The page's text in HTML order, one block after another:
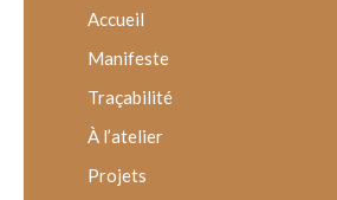
Accueil
Manifeste
Traçabilité
À l’atelier
Projets